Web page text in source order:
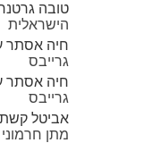
טובה
הישראלית
חיה אסתר
גרייבס
חיה אסתר
גרייבס
אביטל קשת
מתן חרמוני